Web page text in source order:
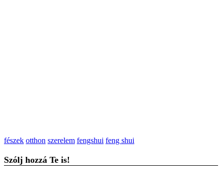
fészek otthon szerelem fengshui feng shui
Szólj hozzá Te is!